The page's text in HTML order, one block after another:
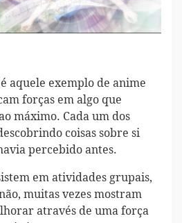
aquele exemplo de anime
forças em algo que
máximo. Cada um dos
coisas sobre si
percebido antes.
em atividades grupais,
muitas vezes mostram
através de uma força